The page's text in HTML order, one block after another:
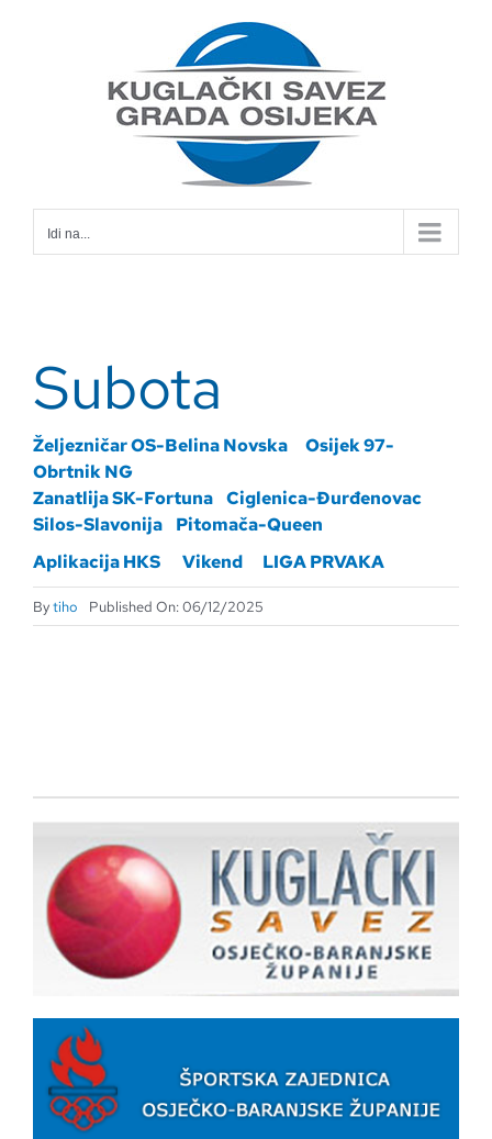
Idi na...
Subota
Željezničar OS-Belina Novska
Osijek 97-
Obrtnik NG
Zanatlija SK-Fortuna Ciglenica-Đurđenovac
Silos-Slavonija
Pitomača-Queen
Aplikacija HKS
Vikend LIGA PRVAKA
Bytiho Published On: 06/12/2025